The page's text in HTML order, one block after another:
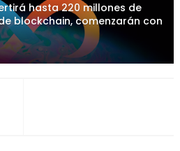
hasta 220 millones de
blockchain, comenzarán con